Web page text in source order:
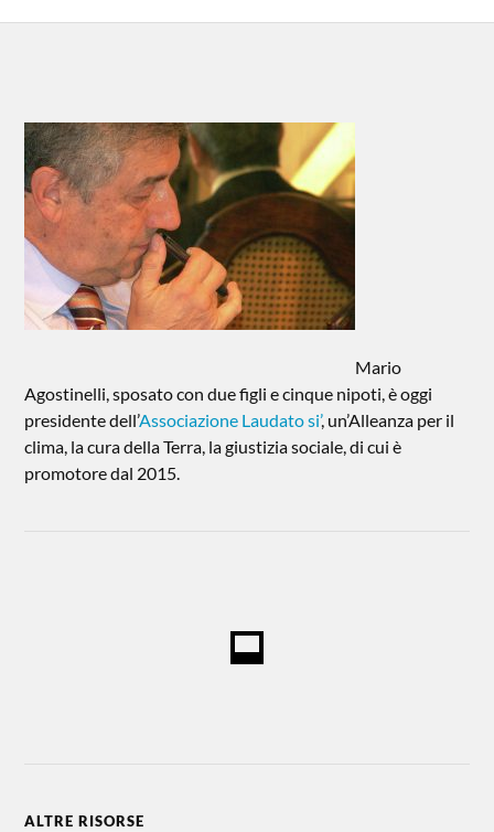
Mario
Agostinelli, sposato con due figli e cinque nipoti, è oggi
presidente dell’Associazione Laudato si’, un’Alleanza per il
clima, la cura della Terra, la giustizia sociale, di cui è
promotore dal 2015.
ALTRE RISORSE